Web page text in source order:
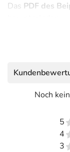
Das PDF des
Noch
5
4
3